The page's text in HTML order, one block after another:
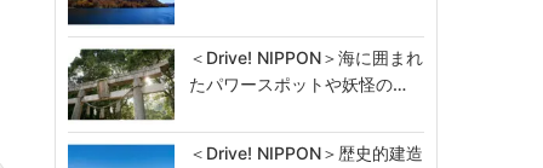
＜Drive! NIPPON＞海に囲まれ
たパワースポットや妖怪の…
＜Drive! NIPPON＞歴史的建造